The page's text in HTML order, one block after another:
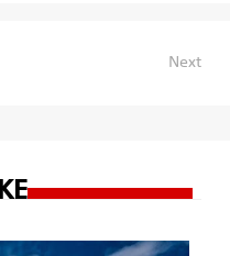
Next